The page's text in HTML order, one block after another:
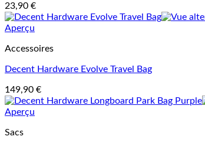
23,90 €
Aperçu
Accessoires
Decent Hardware Evolve Travel Bag
149,90 €
Aperçu
Sacs